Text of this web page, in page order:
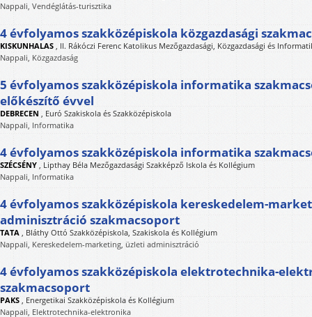
Nappali, Vendéglátás-turisztika
4 évfolyamos szakközépiskola közgazdasági
KISKUNHALAS , II. Rákóczi Ferenc Katolikus Mezőgazdasági, Közgazdasági és
Nappali, Közgazdaság
5 évfolyamos szakközépiskola informatika
előkészítő évvel
DEBRECEN , Euró Szakiskola és Szakközépiskola
Nappali, Informatika
4 évfolyamos szakközépiskola informatika
SZÉCSÉNY , Lipthay Béla Mezőgazdasági Szakképző Iskola és Kollégium
Nappali, Informatika
4 évfolyamos szakközépiskola kereskedelem-
adminisztráció szakmacsoport
TATA , Bláthy Ottó Szakközépiskola, Szakiskola és Kollégium
Nappali, Kereskedelem-marketing, üzleti adminisztráció
4 évfolyamos szakközépiskola elektrotechnika-
szakmacsoport
PAKS , Energetikai Szakközépiskola és Kollégium
Nappali, Elektrotechnika-elektronika